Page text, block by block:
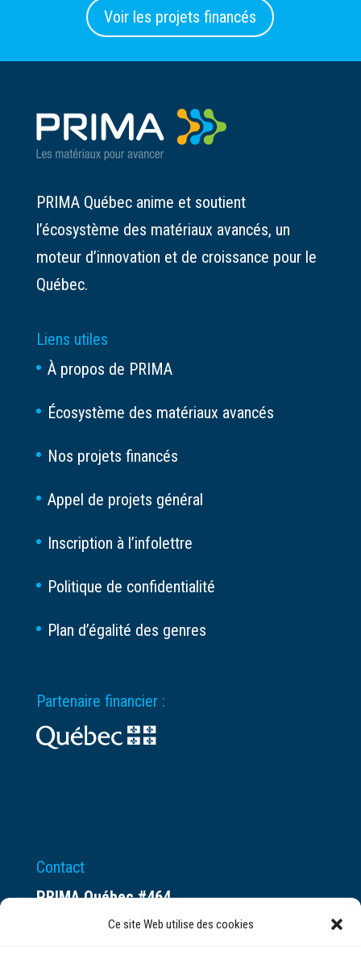
Ce site Web utilise des cookies
Voir les projets financés
PRIMA Québec anime et soutient
l’écosystème des matériaux avancés, un
moteur d’innovation et de croissance pour le
Québec.
Liens utiles
À propos de PRIMA
Écosystème des matériaux avancés
Nos projets financés
Appel de projets général
Inscription à l’infolettre
Politique de confidentialité
Plan d’égalité des genres
Partenaire financier :
Contact
PRIMA Québec #464
Espace ax.c